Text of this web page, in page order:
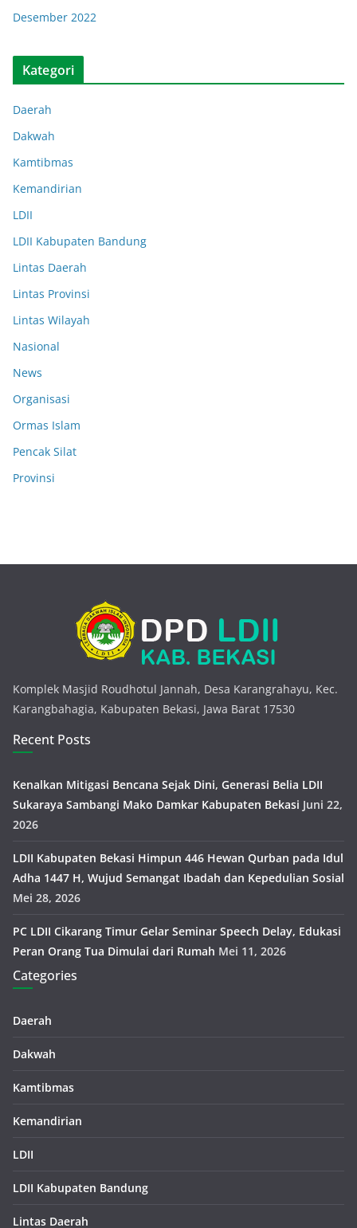
Desember 2022
Kategori
Daerah
Dakwah
Kamtibmas
Kemandirian
LDII
LDII Kabupaten Bandung
Lintas Daerah
Lintas Provinsi
Lintas Wilayah
Nasional
News
Organisasi
Ormas Islam
Pencak Silat
Provinsi
Komplek Masjid Roudhotul Jannah, Desa Karangrahayu, Kec.
Karangbahagia, Kabupaten Bekasi, Jawa Barat 17530
Recent Posts
Kenalkan Mitigasi Bencana Sejak Dini, Generasi Belia LDII
Sukaraya Sambangi Mako Damkar Kabupaten Bekasi Juni 22,
2026
LDII Kabupaten Bekasi Himpun 446 Hewan Qurban pada Idul
Adha 1447 H, Wujud Semangat Ibadah dan Kepedulian Sosial
Mei 28, 2026
PC LDII Cikarang Timur Gelar Seminar Speech Delay, Edukasi
Peran Orang Tua Dimulai dari Rumah Mei 11, 2026
Categories
Daerah
Dakwah
Kamtibmas
Kemandirian
LDII
LDII Kabupaten Bandung
Lintas Daerah